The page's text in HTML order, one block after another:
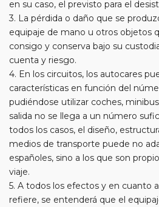
en su caso, el previsto para el
3. La pérdida o daño que se
equipaje de mano u otros objetos
consigo y conserva bajo su
cuenta y riesgo.
4. En los circuitos, los autocares
características en función del
pudiéndose utilizar coches,
salida no se llega a un número
todos los casos, el diseño,
medios de transporte puede no
españoles, sino a los que son
viaje.
5. A todos los efectos y en cuanto
refiere, se entenderá que el